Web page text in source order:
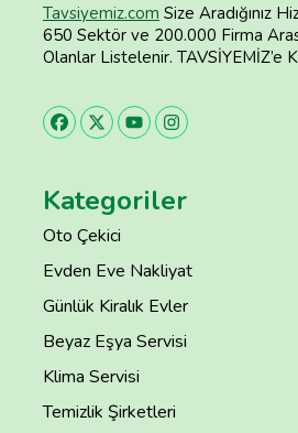
Tavsiyemiz.com Size Aradığınız
650 Sektör ve 200.000 Firma
Olanlar Listelenir. TAVSİYEMİZ’e
Kategoriler
Oto Çekici
Evden Eve Nakliyat
Günlük Kiralık Evler
Beyaz Eşya Servisi
Klima Servisi
Temizlik Şirketleri